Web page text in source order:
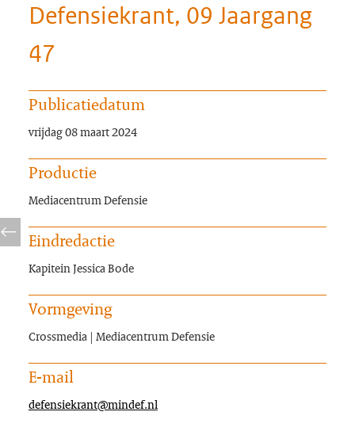
Defensiekrant, 09 Jaargang
47
Publicatiedatum
vrijdag 08 maart 2024
Productie
Mediacentrum Defensie
Eindredactie
Kapitein Jessica Bode
Vormgeving
Crossmedia | Mediacentrum Defensie
E-mail
defensiekrant@mindef.nl